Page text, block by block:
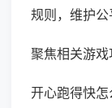
规则，维护公
聚焦相关游戏
开心跑得快怎